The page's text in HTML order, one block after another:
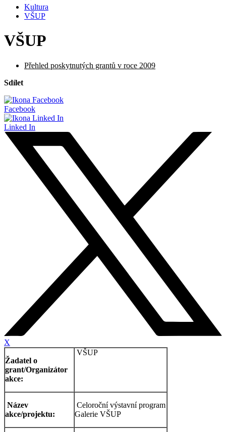
Kultura
VŠUP
VŠUP
Přehled poskytnutých grantů v roce 2009
Sdílet
Facebook
Linked In
X
Žadatel o
grant/Organizátor
akce:
VŠUP
Název
akce/projektu:
Celoroční výstavní program
Galerie VŠUP